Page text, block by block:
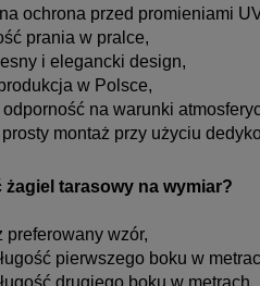
ochrona przed promieniami
prania w pralce,
i elegancki design,
w Polsce,
na warunki
montaż przy użyciu
żagiel tarasowy na wymiar?
preferowany wzór,
pierwszego boku w